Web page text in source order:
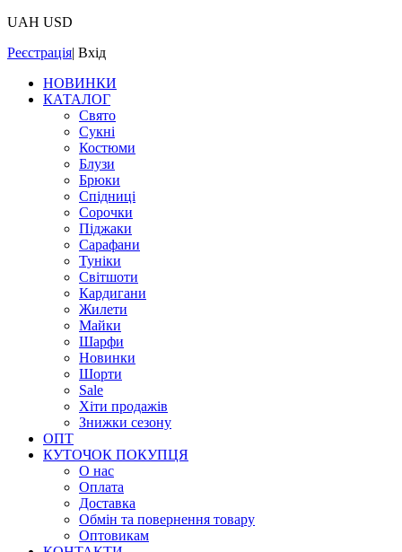
UAH USD
Реєстрація| Вхід
НОВИНКИ
КАТАЛОГ
Свято
Сукні
Костюми
Блузи
Брюки
Спідниці
Сорочки
Піджаки
Сарафани
Туніки
Світшоти
Кардигани
Жилети
Майки
Шарфи
Новинки
Шорти
Sale
Хіти продажів
Знижки сезону
ОПТ
КУТОЧОК ПОКУПЦЯ
О нас
Оплата
Доставка
Обмін та повернення товару
Оптовикам